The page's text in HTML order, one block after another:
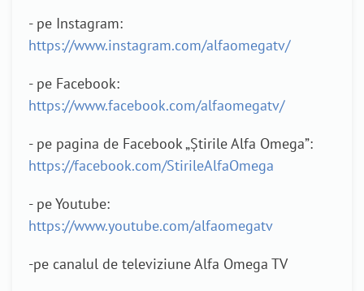
- pe Instagram:
https://www.instagram.com/alfaomegatv/
- pe Facebook:
https://www.facebook.com/alfaomegatv/
- pe pagina de Facebook „Știrile Alfa Omega”:
https://facebook.com/StirileAlfaOmega
- pe Youtube:
https://www.youtube.com/alfaomegatv
-pe canalul de televiziune Alfa Omega TV